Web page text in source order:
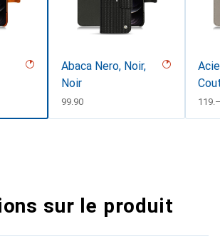
Abaca Nero, Noir,
Noir
CHF
99.90 CHF
sur le produit